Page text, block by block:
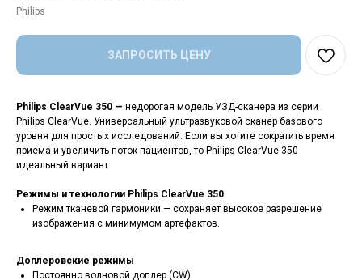
Philips
ЗАПРОСИТЬ ЦЕНУ
Philips ClearVue 350 — недорогая модель УЗД-сканера из серии
Philips ClearVue. Универсальный ультразвуковой сканер базового
уровня для простых исследований. Если вы хотите сократить время
приема и увеличить поток пациентов, то Philips ClearVue 350
идеальный вариант.
Режимы и технологии Philips ClearVue 350
Режим тканевой гармоники — сохраняет высокое разрешение
изображения с минимумом артефактов.
Доплеровские режимы
Постоянно волновой доплер (CW)